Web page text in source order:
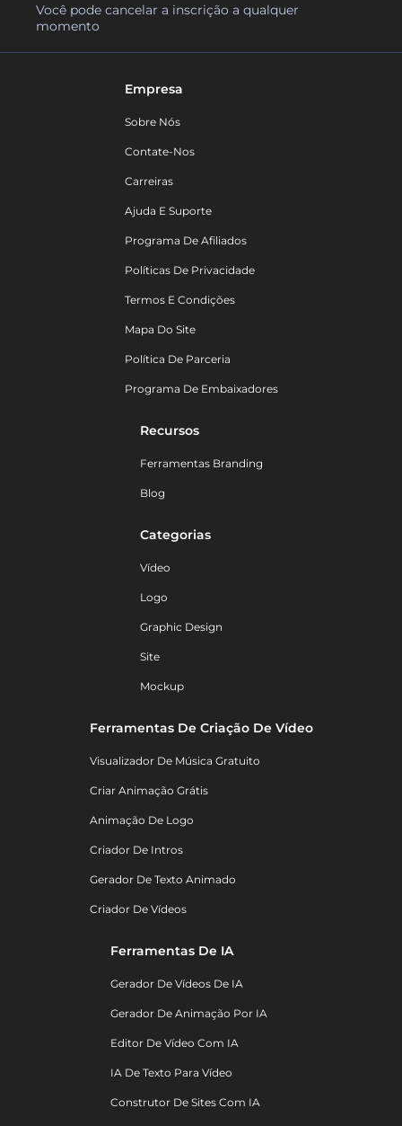
Você pode cancelar a inscrição a qualquer
momento
Empresa
Sobre Nós
Contate-Nos
Carreiras
Ajuda E Suporte
Programa De Afiliados
Políticas De Privacidade
Termos E Condições
Mapa Do Site
Política De Parceria
Programa De Embaixadores
Recursos
Ferramentas Branding
Blog
Categorias
Vídeo
Logo
Graphic Design
Site
Mockup
Ferramentas De Criação De Vídeo
Visualizador De Música Gratuito
Criar Animação Grátis
Animação De Logo
Criador De Intros
Gerador De Texto Animado
Criador De Vídeos
Ferramentas De IA
Gerador De Vídeos De IA
Gerador De Animação Por IA
Editor De Vídeo Com IA
IA De Texto Para Vídeo
Construtor De Sites Com IA